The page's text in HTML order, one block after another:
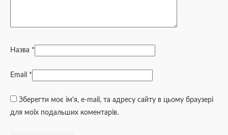
Назва *
Email *
Зберегти моє ім'я, e-mail, та адресу сайту в цьому браузері
для моїх подальших коментарів.